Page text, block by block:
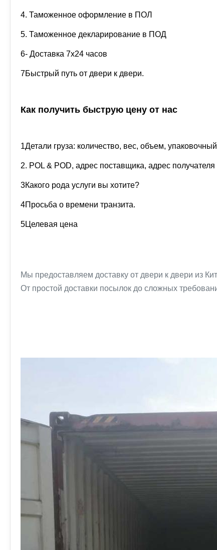
4. Таможенное оформление в ПОЛ
5. Таможенное декларирование в ПОД
6- Доставка 7x24 часов
7Быстрый путь от двери к двери.
Как получить быструю цену от нас
1Детали груза: количество, вес, объем, упаковочный
2. POL & POD, адрес поставщика, адрес получателя
3Какого рода услуги вы хотите?
4Просьба о времени транзита.
5Целевая цена
Мы предоставляем доставку от двери к двери из
От простой доставки посылок до сложных